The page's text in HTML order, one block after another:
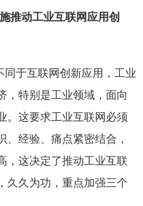
推动工业互联网应用创
同于互联网创新应用，工业
，特别是工业领域，面向
。这要求工业互联网必须
经验、痛点紧密结合，
，这决定了推动工业互联
久久为功，重点加强三个